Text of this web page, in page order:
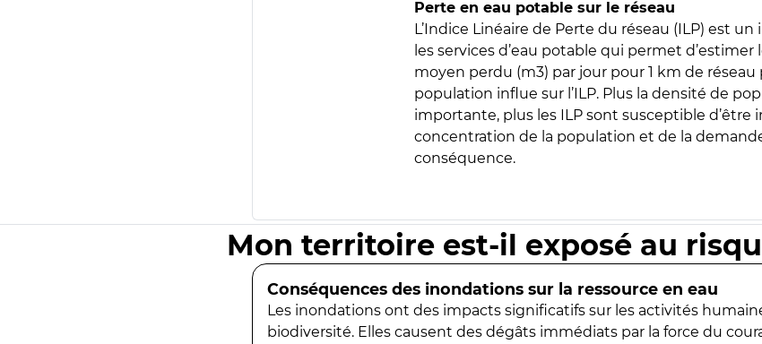
Perte en eau potable sur le réseau
L’Indice Linéaire de Perte du réseau (ILP) est
les services d’eau potable qui permet d’estimer
moyen perdu (m3) par jour pour 1 km de réseau
population influe sur l’ILP. Plus la densité de
importante, plus les ILP sont susceptible d’être
concentration de la population et de la
conséquence.
Mon territoire est-il exposé au
Conséquences des inondations sur la ressource en eau
Les inondations ont des impacts significatifs sur les activités
biodiversité. Elles causent des dégâts immédiats par la force du